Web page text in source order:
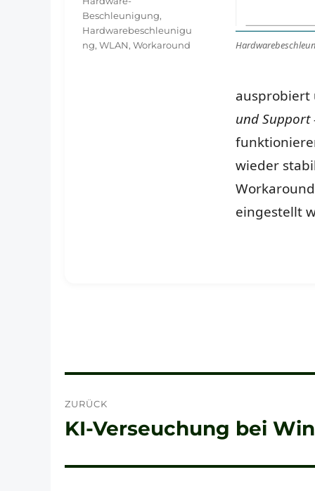
ausprobiert
und Support
wieder
eingestellt
Beschleunigung,
Hardwarebeschleunigu
ng, WLAN, Workaround
ZURÜCK
Vorheriger
KI-Verseuchung bei